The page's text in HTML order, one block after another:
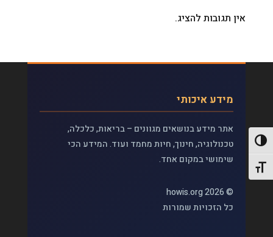
הפעל/כבה ניגודיות גבוהה
מתג גודל גופן
אין תגובות להציג.
מידע איכותי
אתר מידע בנושאים מגוונים – בריאות, כלכלה,
טכנולוגיה, חינוך, חיות מחמד ועוד. המידע הכי
שימושי במקום אחד.
© 2026 howis.org
כל הזכויות שמורות